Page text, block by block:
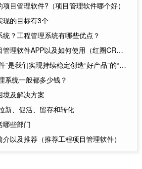
目管理软件?（项目管理软件哪个好）
现的目标有3个
？工程管理系统有哪些优点？
以及如何使用（红圈CRM的工程项目管理软件APP）
我们实现持续稳定创造“好产品”的“好助手”
系统一般都多少钱？
境及解决方案
新、促活、留存和转化
哪些部门
以及推荐（推荐工程项目管理软件）